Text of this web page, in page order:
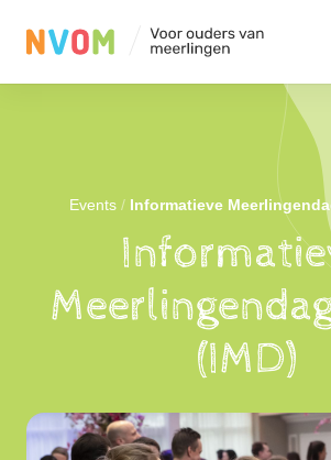
Evenementen
Leden
Events / Informatieve
(IMD)